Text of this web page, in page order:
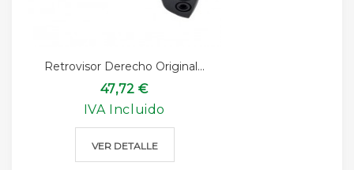
Retrovisor Derecho Original...
47,72 €
IVA Incluido
VER DETALLE